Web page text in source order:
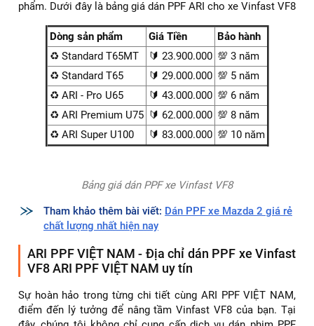
Chi phí dán PPF xe Vinfast VF8 tùy thuộc vào gói sản phẩm
Đội ngũ kỹ thuật viên của chúng tôi, với bàn tay khéo léo và
kinh nghiệm dày dặn, sẽ đảm bảo chiếc xe của bạn được
bảo vệ một cách hoàn hảo. Với mức giá từ 23 triệu đến 83
triệu VNĐ, chúng tôi cam kết mang lại dịch vụ tốt nhất, đáp
ứng mọi yêu cầu từ cơ bản đến cao cấp, đảm bảo mỗi
chiếc Vinfast VF8 sẽ luôn trong tình trạng tốt nhất, sẵn
sàng cho mọi chuyến đi.